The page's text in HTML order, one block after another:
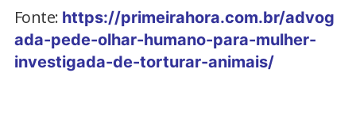
Fonte: https://primeirahora.com.br/advog
ada-pede-olhar-humano-para-mulher-
investigada-de-torturar-animais/